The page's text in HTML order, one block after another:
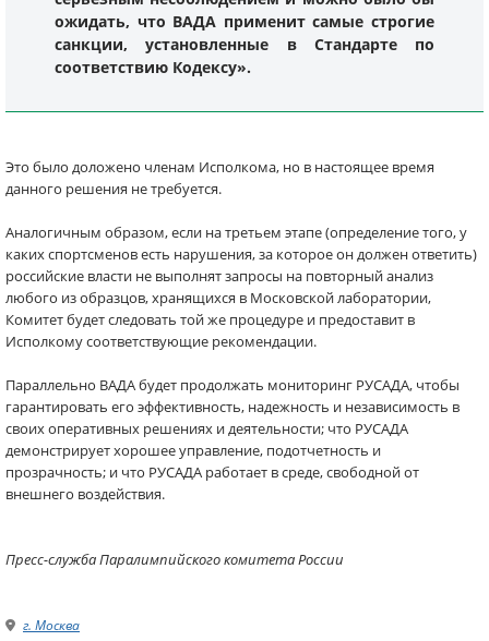
ожидать, что ВАДА применит самые строгие
санкции, установленные в Стандарте по
соответствию Кодексу».
Это было доложено членам Исполкома, но в настоящее время
данного решения не требуется.
Аналогичным образом, если на третьем этапе (определение того, у
каких спортсменов есть нарушения, за которое он должен ответить)
российские власти не выполнят запросы на повторный анализ
любого из образцов, хранящихся в Московской лаборатории,
Комитет будет следовать той же процедуре и предоставит в
Исполкому соответствующие рекомендации.
Параллельно ВАДА будет продолжать мониторинг РУСАДА, чтобы
гарантировать его эффективность, надежность и независимость в
своих оперативных решениях и деятельности; что РУСАДА
демонстрирует хорошее управление, подотчетность и
прозрачность; и что РУСАДА работает в среде, свободной от
внешнего воздействия.
Пресс-служба Паралимпийского комитета России
г. Москва